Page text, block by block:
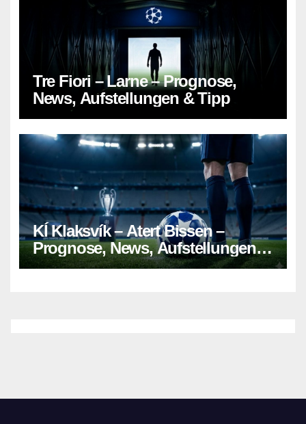
Tre Fiori – Larne – Prognose,
News, Aufstellungen & Tipp
KÍ Klaksvík – Atert Bissen –
Prognose, News, Aufstellungen &
Tipp